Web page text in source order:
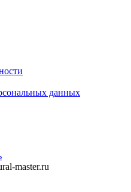
данных
master.ru